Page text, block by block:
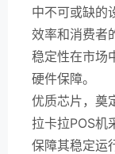
中不可或缺的
效率和消费者
稳定性在市场
硬件保障。
优质芯片，奠
拉卡拉POS机
保障其稳定运